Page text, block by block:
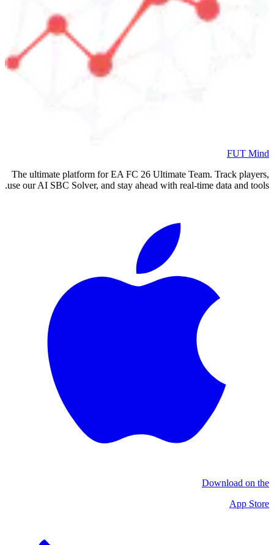
FUT Mind
The ultimate platform for EA FC 26 Ultimate Team. Track players,
use our AI SBC Solver, and stay ahead with real-time data and tools.
Download on the
App Store